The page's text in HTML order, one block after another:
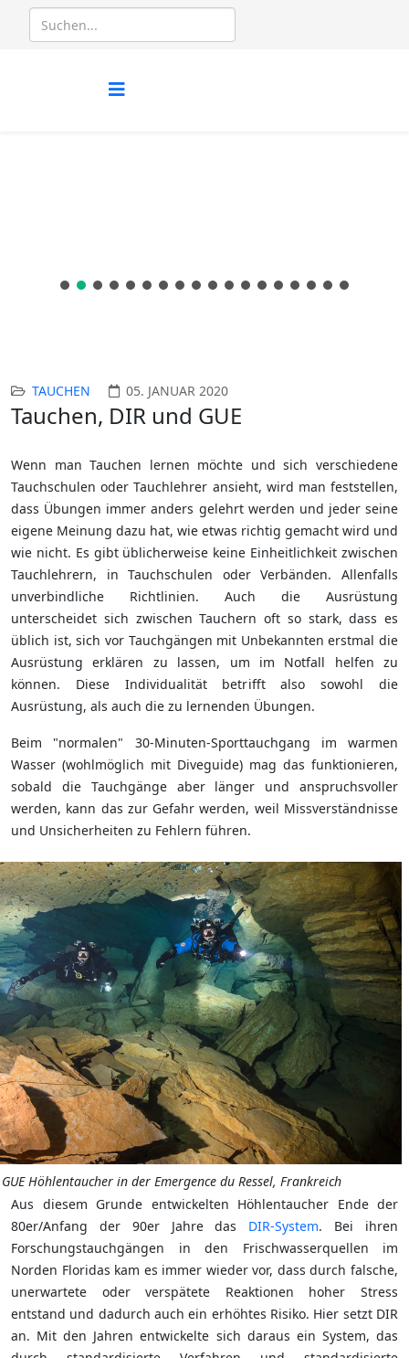
TAUCHEN 05. JANUAR 2020
Tauchen, DIR und GUE
Wenn man Tauchen lernen möchte und sich verschiedene
Tauchschulen oder Tauchlehrer ansieht, wird man feststellen,
dass Übungen immer anders gelehrt werden und jeder seine
eigene Meinung dazu hat, wie etwas richtig gemacht wird und
wie nicht. Es gibt üblicherweise keine Einheitlichkeit zwischen
Tauchlehrern, in Tauchschulen oder Verbänden. Allenfalls
unverbindliche Richtlinien. Auch die Ausrüstung
unterscheidet sich zwischen Tauchern oft so stark, dass es
üblich ist, sich vor Tauchgängen mit Unbekannten erstmal die
Ausrüstung erklären zu lassen, um im Notfall helfen zu
können. Diese Individualität betrifft also sowohl die
Ausrüstung, als auch die zu lernenden Übungen.
Beim "normalen" 30-Minuten-Sporttauchgang im warmen
Wasser (wohlmöglich mit Diveguide) mag das funktionieren,
sobald die Tauchgänge aber länger und anspruchsvoller
werden, kann das zur Gefahr werden, weil Missverständnisse
und Unsicherheiten zu Fehlern führen.
GUE Höhlentaucher in der Emergence du Ressel, Frankreich
Aus diesem Grunde entwickelten Höhlentaucher Ende der
80er/Anfang der 90er Jahre das DIR-System. Bei ihren
Forschungstauchgängen in den Frischwasserquellen im
Norden Floridas kam es immer wieder vor, dass durch falsche,
unerwartete oder verspätete Reaktionen hoher Stress
entstand und dadurch auch ein erhöhtes Risiko. Hier setzt DIR
an. Mit den Jahren entwickelte sich daraus ein System, das